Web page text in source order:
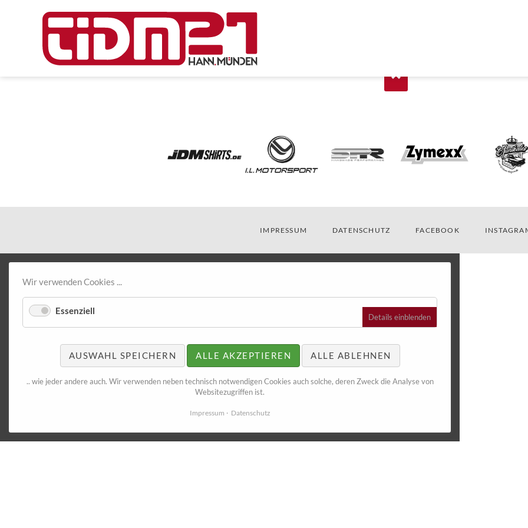
ÜBERSPRINGEN
IMPRESSUM DATENSCHUTZ FACEBOOK
Wir verwenden Cookies ...
Essenziell
Details einblendenfür
Essenziell
AUSWAHL SPEICHERN ALLE AKZEPTIEREN ALLE ABLEHNEN
.. wie jeder andere auch. Wir verwenden neben technisch notwendigen Cookies auch solche, deren Zweck die Analyse von
Websitezugriffen ist.
Impressum Datenschutz